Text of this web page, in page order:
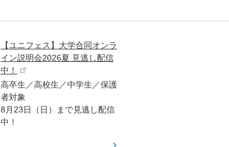
【ユニフェス】大学合同オンラ
イン説明会2026夏 見逃し配信
中！
高卒生／高校生／中学生／保護
者対象
8月23日（日）まで見逃し配信
中！